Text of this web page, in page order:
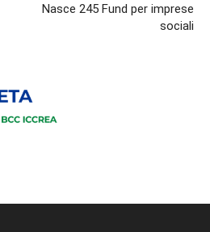
Nasce 245 Fund per imprese
sociali